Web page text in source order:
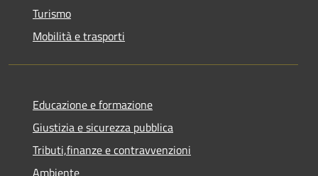
Turismo
Mobilità e trasporti
Educazione e formazione
Giustizia e sicurezza pubblica
Tributi,finanze e contravvenzioni
Ambiente